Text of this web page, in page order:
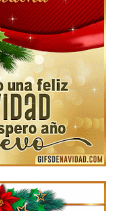
Nuevo Gladis